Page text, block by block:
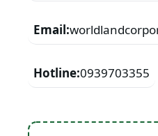
Email:
Hotline:0939703355